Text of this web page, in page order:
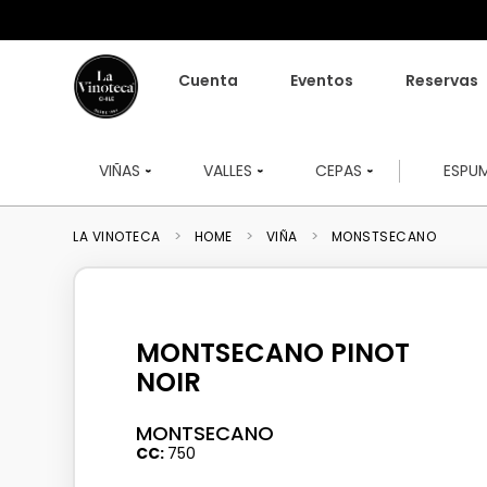
Cuenta Eventos Reservas
VIÑAS VALLES CEPAS
HOME VIÑA MONSTSECANO
MONTSECANO PINOT
NOIR
MONTSECANO
CC 750